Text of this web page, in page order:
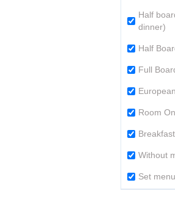
Half
dinner)
Half
Full
Room
Without
Set